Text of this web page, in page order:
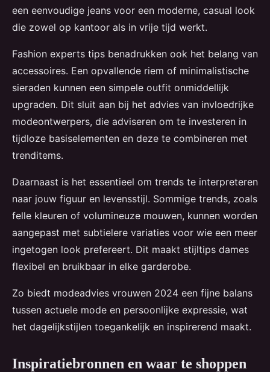
een eenvoudige jeans voor een moderne, casual look
die zowel op kantoor als in vrije tijd werkt.
Fashion experts tips benadrukken ook het belang van
accessoires. Een opvallende riem of minimalistische
sieraden kunnen een simpele outfit onmiddellijk
upgraden. Dit sluit aan bij het advies van invloedrijke
modeontwerpers, die adviseren om te investeren in
tijdloze basiselementen en deze te combineren met
trenditems.
Daarnaast is het essentieel om trends te interpreteren
naar jouw figuur en levensstijl. Sommige trends, zoals
felle kleuren of volumineuze mouwen, kunnen worden
aangepast met subtielere variaties voor wie een meer
ingetogen look prefereert. Dit maakt stijltips dames
flexibel en bruikbaar in elke garderobe.
Zo biedt modeadvies vrouwen 2024 een fijne balans
tussen actuele mode en persoonlijke expressie, wat
het dagelijkstijlen toegankelijk en inspirerend maakt.
Inspiratiebronnen en waar te shoppen